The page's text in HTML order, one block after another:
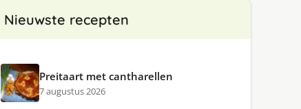
Nieuwste recepten
Preitaart met cantharellen
7 augustus 2026